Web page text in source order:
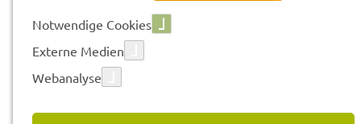
PRES­SE­MIT­TEI­LUN­GEN
Notwendige Cookies
Externe Medien
Webanalyse